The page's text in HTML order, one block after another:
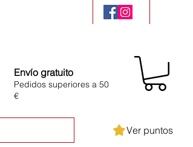
Envío gratuito
Pedidos superiores a 50
€
Ver puntos